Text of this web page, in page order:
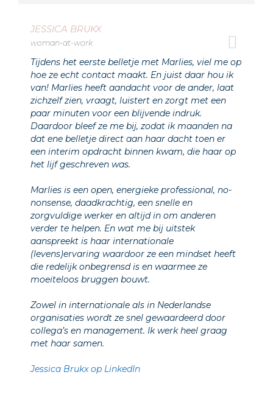
JESSICA BRUKX
woman-at-work
Tijdens het eerste belletje met Marlies, viel me op
hoe ze echt contact maakt. En juist daar hou ik
van! Marlies heeft aandacht voor de ander, laat
zichzelf zien, vraagt, luistert en zorgt met een
paar minuten voor een blijvende indruk.
Daardoor bleef ze me bij, zodat ik maanden na
dat ene belletje direct aan haar dacht toen er
een interim opdracht binnen kwam, die haar op
het lijf geschreven was.
Marlies is een open, energieke professional, no-
nonsense, daadkrachtig, een snelle en
zorgvuldige werker en altijd in om anderen
verder te helpen. En wat me bij uitstek
aanspreekt is haar internationale
(levens)ervaring waardoor ze een mindset heeft
die redelijk onbegrensd is en waarmee ze
moeiteloos bruggen bouwt.
Zowel in internationale als in Nederlandse
organisaties wordt ze snel gewaardeerd door
collega’s en management. Ik werk heel graag
met haar samen.
Jessica Brukx op LinkedIn